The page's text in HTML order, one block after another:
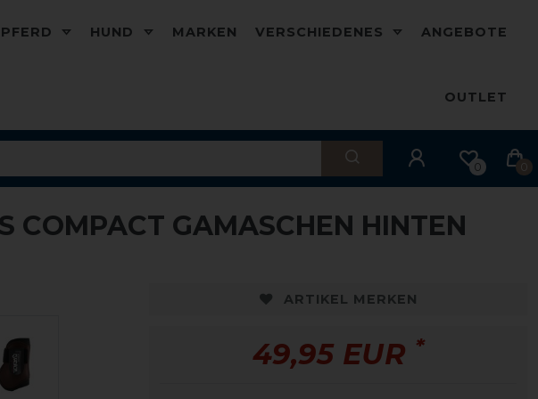
PFERD HUND MARKEN VERSCHIEDENES ANGEBOTE
OUTLET
0 0
COMPACT GAMASCHEN HINTEN
ARTIKEL MERKEN
49,95 EUR *